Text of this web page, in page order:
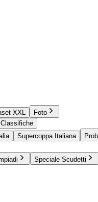
XXL
Foto
Supercoppa Italiana
Speciale Scudetti